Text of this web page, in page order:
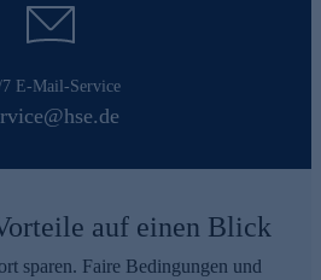
7 E-Mail-Service
auf einen Blick
sparen. Faire Bedingungen und